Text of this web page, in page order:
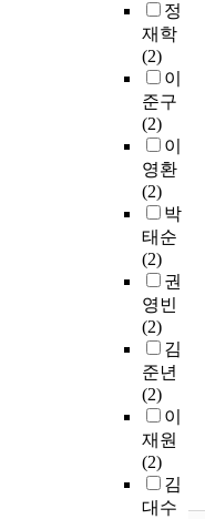
정
재학
(2)
이
준구
(2)
이
영환
(2)
박
태순
(2)
권
영빈
(2)
김
준년
(2)
이
재원
(2)
김
대수